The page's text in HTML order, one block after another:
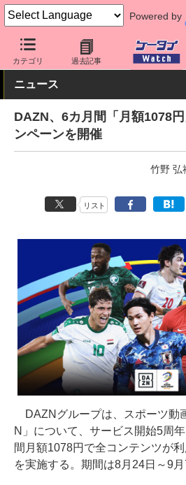
Powered by
カテゴリ 過去記事
ケータイ Watch アプリ・サービス
ニュース
DAZN、6カ月間「月額1078
ンペーンを開催
竹野 弘
リスト
DAZNグループは、スポーツ動
N」について、サービス開始5周
間月額1078円で全コンテンツが
を実施する。期間は8月24日～9月